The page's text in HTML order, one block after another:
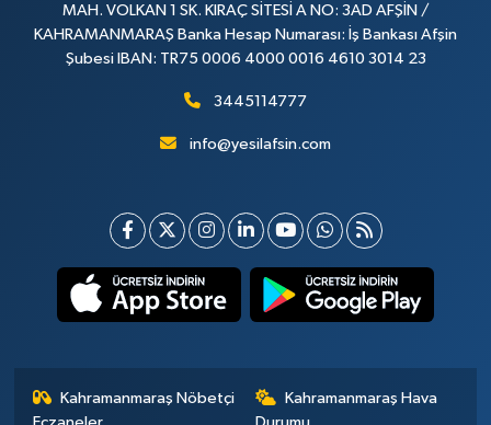
MAH. VOLKAN 1 SK. KIRAÇ SİTESİ A NO: 3AD AFŞİN /
KAHRAMANMARAŞ Banka Hesap Numarası: İş Bankası Afşin
Şubesi IBAN: TR75 0006 4000 0016 4610 3014 23
3445114777
info@yesilafsin.com
Kahramanmaraş Nöbetçi
Kahramanmaraş Hava